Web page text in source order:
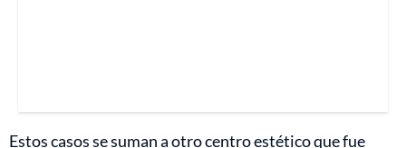
Estos casos se suman a otro centro estético que fue